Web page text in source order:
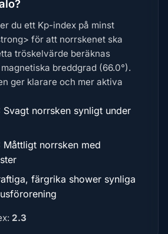
du ett Kp-index på minst
för att norrskenet ska
tröskelvärde beräknas
breddgrad (66.0°).
ger klarare och mer aktiva
Svagt norrsken synligt under
Måttligt norrsken med
färgrika shower synliga
2.3